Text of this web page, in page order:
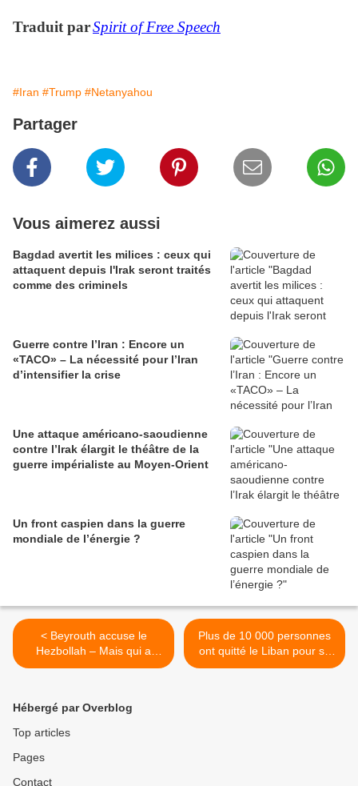
Traduit parSpirit of Free Speech
#Iran #Trump #Netanyahou
Partager
Vous aimerez aussi
Bagdad avertit les milices : ceux qui
attaquent depuis l'Irak seront traités
comme des criminels
Guerre contre l’Iran : Encore un
«TACO» – La nécessité pour l’Iran
d’intensifier la crise
Une attaque américano-saoudienne
contre l’Irak élargit le théâtre de la
guerre impérialiste au Moyen-Orient
Un front caspien dans la guerre
mondiale de l’énergie ?
< Beyrouth accuse le
Hezbollah – Mais qui a
poussé le Liban au bord du
Plus de 10 000 personnes
ont quitté le Liban pour se
réfugier en Syrie en raison
Hébergé par Overblog
Top articles
Pages
Contact